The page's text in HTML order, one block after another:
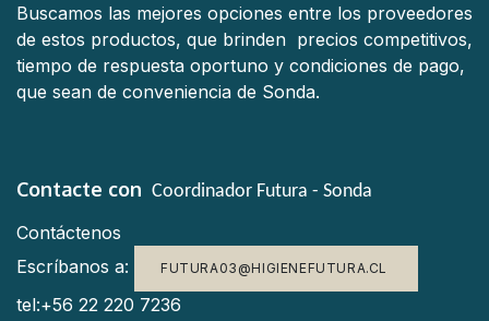
Buscamos las mejores opciones entre los proveedores
de estos productos, que brinden precios competitivos,
tiempo de respuesta oportuno y condiciones de pago,
que sean de conveniencia de Sonda.
Contacte con Coordinador Futura - Sonda
Contáctenos
Escríbanos a:
FUTURA03@HIGIENEFUTURA.CL
tel:+56 22 220 7236